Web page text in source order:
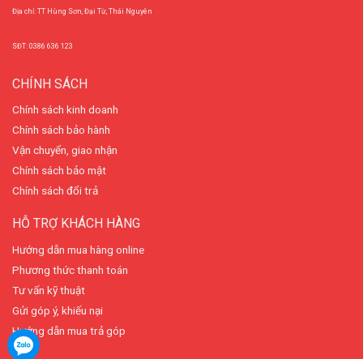
Địa chỉ: TT Hùng Sơn, Đại Từ, Thái Nguyên
SĐT: 0386 636 123
CHÍNH SÁCH
Chính sách kinh doanh
Chính sách bảo hành
Vận chuyển, giao nhận
Chính sách bảo mật
Chính sách đổi trả
HỖ TRỢ KHÁCH HÀNG
Hướng dẫn mua hàng online
Phương thức thanh toán
Tư vấn kỹ thuật
Gửi góp ý, khiếu nại
Hướng dẫn mua trả góp